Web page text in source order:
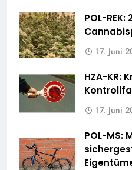
POL-REK:
17. Juni
HZA-KR:
17. Juni
POL-MS: